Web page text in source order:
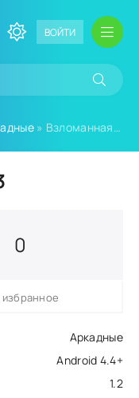
ВОЙТИ
» Взломанная Granny 3
Аркадные
Android 4.4+
1.2
0
избранное